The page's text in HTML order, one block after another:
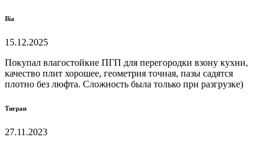
Ilia
15.12.2025
Покупал влагостойкие ПГП для перегородки взону кухни,
качество плит хорошее, геометрия точная, пазы садятся
плотно без люфта. Сложность была только при разгрузке)
Тигран
27.11.2023